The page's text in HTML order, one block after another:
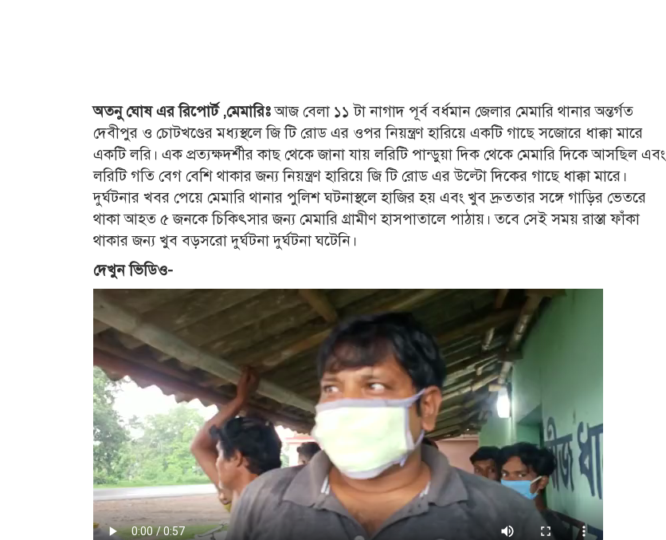
অতনু ঘোষ এর রিপোর্ট ,মেমারিঃআজ বেলা ১১ টা নাগাদ পূর্ব বর্ধমান জেলার মেমারি থানার অন্তর্গত
দেবীপুর ও চোটখণ্ডের মধ্যস্থলে জি টি রোড এর ওপর নিয়ন্ত্রণ হারিয়ে একটি গাছে সজোরে ধাক্কা মারে
একটি লরি। এক প্রত্যক্ষদর্শীর কাছ থেকে জানা যায় লরিটি পান্ডুয়া দিক থেকে মেমারি দিকে আসছিল এবং
লরিটি গতি বেগ বেশি থাকার জন্য নিয়ন্ত্রণ হারিয়ে জি টি রোড এর উল্টো দিকের গাছে ধাক্কা মারে।
দুর্ঘটনার খবর পেয়ে মেমারি থানার পুলিশ ঘটনাস্থলে হাজির হয় এবং খুব দ্রুততার সঙ্গে গাড়ির ভেতরে
থাকা আহত ৫ জনকে চিকিৎসার জন্য মেমারি গ্রামীণ হাসপাতালে পাঠায়। তবে সেই সময় রাস্তা ফাঁকা
থাকার জন্য খুব বড়সরো দুর্ঘটনা দুর্ঘটনা ঘটেনি।
দেখুন ভিডিও-